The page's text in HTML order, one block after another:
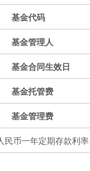
基金代码
基金管理人
基金合同生效日
基金托管费
基金管理费
币一年定期存款利